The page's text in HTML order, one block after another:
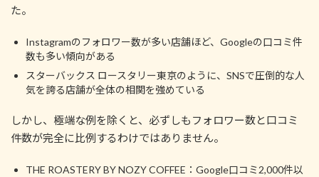
た。
Instagramのフォロワー数が多い店舗ほど、Googleの口コミ件
数も多い傾向がある
スターバックス ロースタリー東京のように、SNSで圧倒的な人
気を誇る店舗が全体の相関を強めている
しかし、極端な例を除くと、必ずしもフォロワー数と口コミ
件数が完全に比例するわけではありません。
THE ROASTERY BY NOZY COFFEE：Google口コミ2,000件以